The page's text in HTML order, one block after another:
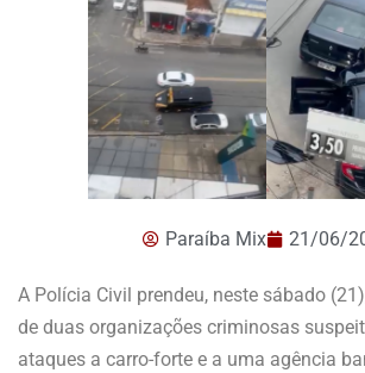
Paraíba Mix 21/06/
A Polícia Civil prendeu, neste sábado
de duas organizações criminosas
ataques a carro-forte e a uma agência